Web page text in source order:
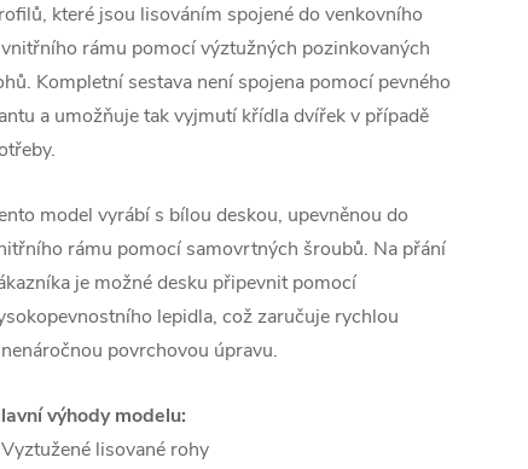
které jsou lisováním spojené do venkovního
rámu pomocí výztužných pozinkovaných
Kompletní sestava není spojena pomocí pevného
a umožňuje tak vyjmutí křídla dvířek v případě
model vyrábí s bílou deskou, upevněnou do
rámu pomocí samovrtných šroubů. Na přání
je možné desku připevnit pomocí
lepidla, což zaručuje rychlou
povrchovou úpravu.
výhody modelu:
lisované rohy